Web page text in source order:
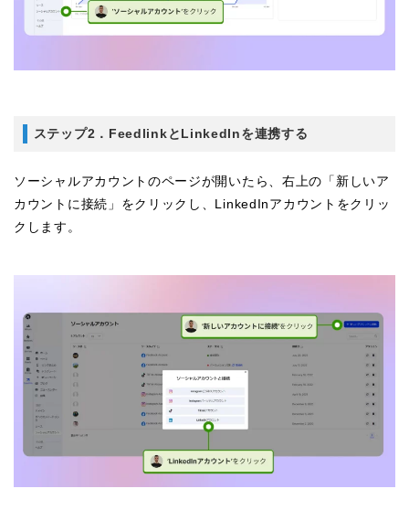
ステップ2．FeedlinkとLinkedInを連携する
ソーシャルアカウントのページが開いたら、右上の「新しいア
カウントに接続」をクリックし、LinkedInアカウントをクリッ
クします。